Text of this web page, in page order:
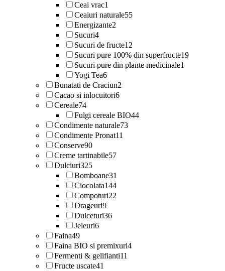
Ceai vrac1
Ceaiuri naturale55
Energizante2
Sucuri4
Sucuri de fructe12
Sucuri pure 100% din superfructe19
Sucuri pure din plante medicinale1
Yogi Tea6
Bunatati de Craciun2
Cacao si inlocuitori6
Cereale74
Fulgi cereale BIO44
Condimente naturale73
Condimente Pronat11
Conserve90
Creme tartinabile57
Dulciuri325
Bomboane31
Ciocolata144
Compoturi22
Drageuri9
Dulceturi36
Jeleuri6
Faina49
Faina BIO si premixuri4
Fermenti & gelifianti11
Fructe uscate41